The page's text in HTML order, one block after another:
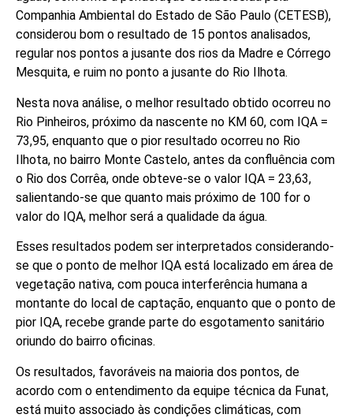
Companhia Ambiental do Estado de São Paulo (CETESB),
considerou bom o resultado de 15 pontos analisados,
regular nos pontos a jusante dos rios da Madre e Córrego
Mesquita, e ruim no ponto a jusante do Rio Ilhota.
Nesta nova análise, o melhor resultado obtido ocorreu no
Rio Pinheiros, próximo da nascente no KM 60, com IQA =
73,95, enquanto que o pior resultado ocorreu no Rio
Ilhota, no bairro Monte Castelo, antes da confluência com
o Rio dos Corrêa, onde obteve-se o valor IQA = 23,63,
salientando-se que quanto mais próximo de 100 for o
valor do IQA, melhor será a qualidade da água.
Esses resultados podem ser interpretados considerando-
se que o ponto de melhor IQA está localizado em área de
vegetação nativa, com pouca interferência humana a
montante do local de captação, enquanto que o ponto de
pior IQA, recebe grande parte do esgotamento sanitário
oriundo do bairro oficinas.
Os resultados, favoráveis na maioria dos pontos, de
acordo com o entendimento da equipe técnica da Funat,
está muito associado às condições climáticas, com